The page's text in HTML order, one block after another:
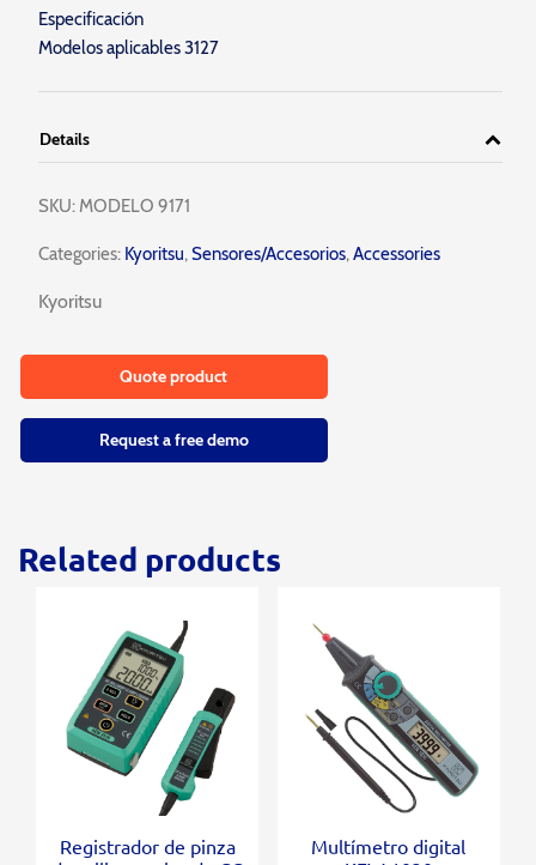
Especificación
Modelos aplicables 3127
Details
SKU:MODELO 9171
Categories:Kyoritsu,Sensores/Accesorios,Accessories
Kyoritsu
Quote product
Request a free demo
Related products
Registrador de pinza
Multímetro digital